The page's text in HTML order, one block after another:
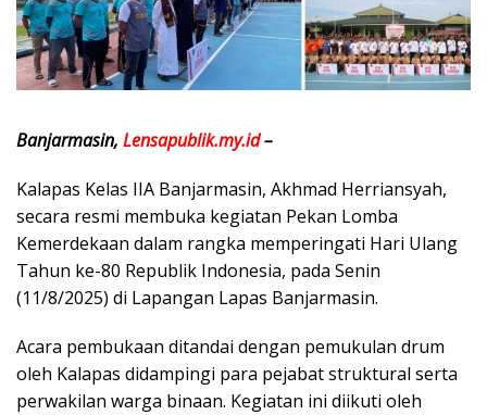
Banjarmasin, Lensapublik.my.id–
Kalapas Kelas IIA Banjarmasin, Akhmad Herriansyah,
secara resmi membuka kegiatan Pekan Lomba
Kemerdekaan dalam rangka memperingati Hari Ulang
Tahun ke-80 Republik Indonesia, pada Senin
(11/8/2025) di Lapangan Lapas Banjarmasin.
Acara pembukaan ditandai dengan pemukulan drum
oleh Kalapas didampingi para pejabat struktural serta
perwakilan warga binaan. Kegiatan ini diikuti oleh